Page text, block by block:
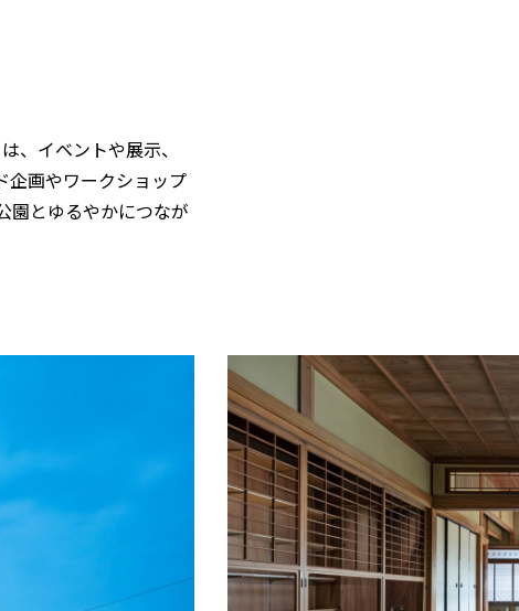
、イベントや展示、
企画やワークショップ
園とゆるやかにつなが